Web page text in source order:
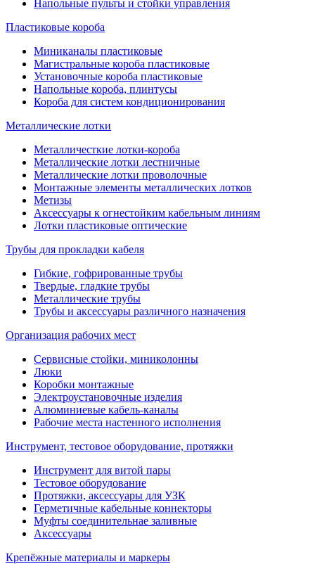
Напольные пульты и стойки управления
Пластиковые короба
Миниканалы пластиковые
Магистральные короба пластиковые
Установочные короба пластиковые
Напольные короба, плинтусы
Короба для систем кондиционирования
Металлические лотки
Металличесткие лотки-короба
Металлические лотки лестничные
Металлические лотки проволочные
Монтажные элементы металлических лотков
Метизы
Аксессуары к огнестойким кабельным линиям
Лотки пластиковые оптические
Трубы для прокладки кабеля
Гибкие, гофрированные трубы
Твердые, гладкие трубы
Металлические трубы
Трубы и аксессуары различного назначения
Организация рабочих мест
Сервисные стойки, миниколонны
Люки
Коробки монтажные
Электроустановочные изделия
Алюминиевые кабель-каналы
Рабочие места настенного исполнения
Инструмент, тестовое оборудование, протяжки
Инструмент для витой пары
Тестовое оборудование
Протяжки, аксессуары для УЗК
Герметичные кабельные коннекторы
Муфты соединительнае заливные
Аксессуары
Крепёжные материалы и маркеры